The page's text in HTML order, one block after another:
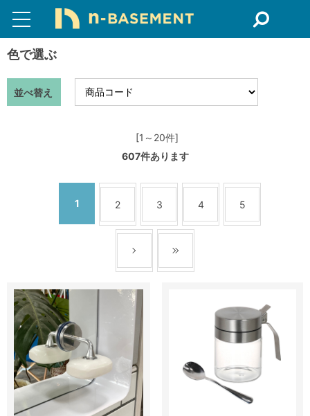
色で選ぶ
並べ替え
[1～20件]
607件あります
1 2 3 4 5